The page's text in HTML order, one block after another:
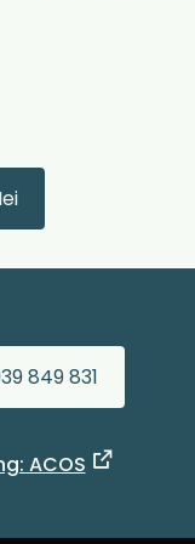
849 831
ACOS